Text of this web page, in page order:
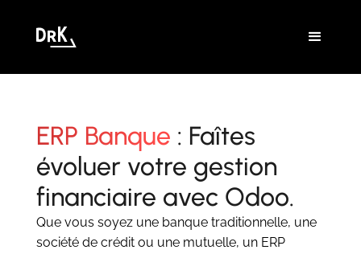
ERP Banque : Faîtes
évoluer votre gestion
financiaire avec Odoo.
Que vous soyez une banque traditionnelle, une
société de crédit ou une mutuelle, un ERP